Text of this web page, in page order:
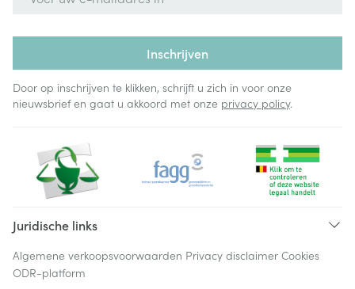
Inschrijven
Door op inschrijven te klikken, schrijft u zich in voor onze
nieuwsbrief en gaat u akkoord met onze privacy policy.
Juridische links
Algemene verkoopsvoorwaarden Privacy disclaimer Cookies
ODR-platform